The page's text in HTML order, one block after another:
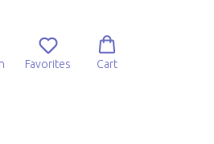
Favorites Cart